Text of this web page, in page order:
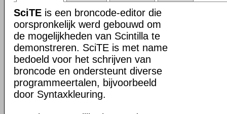
SciTE is een broncode-editor die
oorspronkelijk werd gebouwd om
de mogelijkheden van Scintilla te
demonstreren. SciTE is met name
bedoeld voor het schrijven van
broncode en ondersteunt diverse
programmeertalen, bijvoorbeeld
door Syntaxkleuring.